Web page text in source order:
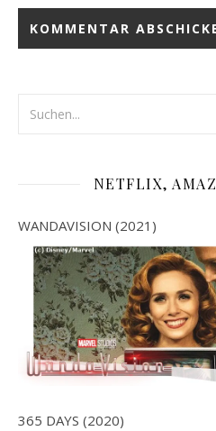
NETFLIX,
WANDAVISION (2021)
365 DAYS (2020)